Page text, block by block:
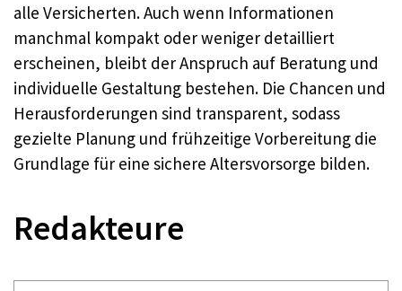
alle Versicherten. Auch wenn Informationen
manchmal kompakt oder weniger detailliert
erscheinen, bleibt der Anspruch auf Beratung und
individuelle Gestaltung bestehen. Die Chancen und
Herausforderungen sind transparent, sodass
gezielte Planung und frühzeitige Vorbereitung die
Grundlage für eine sichere Altersvorsorge bilden.
Redakteure